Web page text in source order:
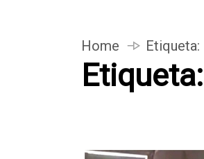
Home Etiqueta:
Etiqueta: